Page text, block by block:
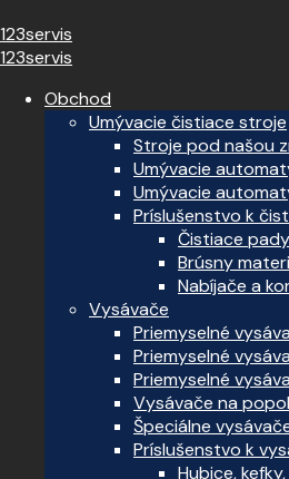
123servis
123servis
Obchod
Umývacie čistiace stroje
Stroje pod našou
Umývacie
Umývacie
Príslušenstvo k
Čistiace pady
Brúsny
Nabíjače a
Vysávače
Priemyselné
Priemyselné
Priemyselné
Vysávače na popol
Špeciálne
Príslušenstvo k
Hubice,